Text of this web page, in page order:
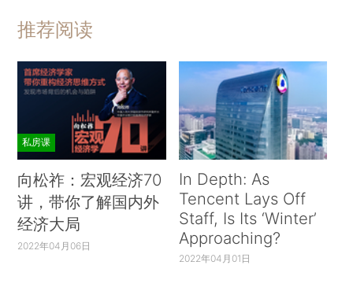
推荐阅读
私房课
向松祚：宏观经济70
讲，带你了解国内外
经济大局
2022年04月06日
In Depth: As
Tencent Lays Off
Staff, Is Its ‘Winter’
Approaching?
2022年04月01日